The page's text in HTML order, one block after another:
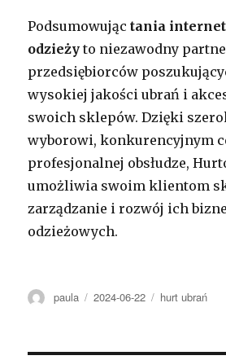
Podsumowująctania
odzieży to niezawodny
przedsiębiorców
wysokiej jakości ubrań i
swoich sklepów. Dzięki
wyborowi, konkurencyjnym
profesjonalnej obsłudze,
umożliwia swoim klientom
zarządzanie i rozwój ich
odzieżowych.
Autor
paula Opublikowano
2024-06-22 Kategorie
hurt ubrań